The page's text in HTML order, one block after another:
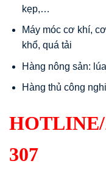
kẹp,…
Máy móc cơ khí,
khổ, quá tải
Hàng nông sản:
Hàng thủ công
307